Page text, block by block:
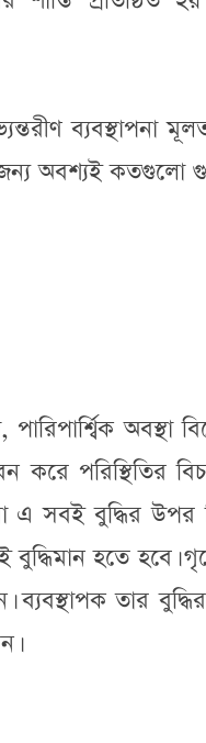
ব্যবস্থাপনা
অবশ্যই কতগুলো
অবস্থা
পরিস্থিতির
সবই বুদ্ধির উপর
হতে হবে।
ব্যবস্থাপক তার